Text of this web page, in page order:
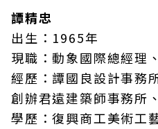
譚精忠
出生：1965年
現職：動象國際總經理
經歷：譚國良設計事務
創辦君遠建築師事務所
學歷：復興商工美術工